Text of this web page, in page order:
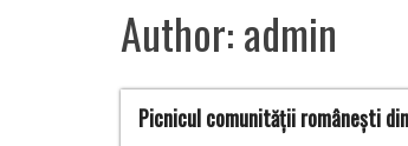
Author:admin
Picnicul comunității românești